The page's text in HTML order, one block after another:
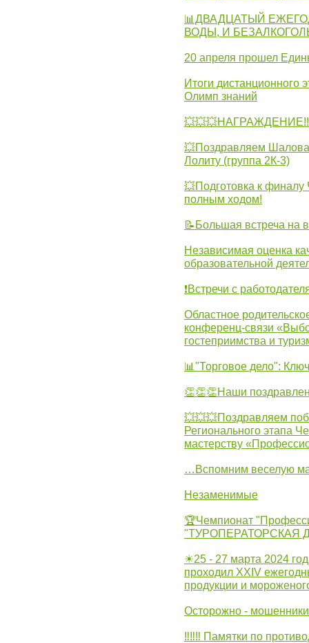
📊ДВАДЦАТЫЙ
ВОДЫ, И
20 апреля прошел
Итоги дистанционного
Олимп знаний
💥Поздравляем
Лолиту (группа 2К-3)
💥Подготовка к
полным ходом!
📝Большая встреча на
Независимая оценка
образовательной
❗Встречи с
Областное
конференц-связи
гостеприимства и
📊"Торговое дело":
👏👏👏Наши
💥💥💥Поздравляем
Регионального этапа
мастерству
…Вспомним веселую
Незаменимые
🏆Чемпионат
"ТУРОПЕРАТОРСКАЯ
☀25 - 27 марта 2024
проходил XXIV
продукции и
Осторожно -
‼‼‼ Памятки по